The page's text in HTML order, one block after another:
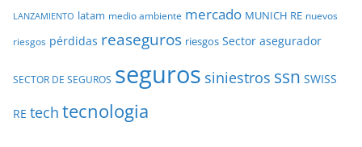
LANZAMIENTO latam medio ambiente mercado MUNICH RE nuevos
riesgos pérdidas reaseguros riesgos Sector asegurador
SECTOR DE SEGUROS seguros siniestros ssn SWISS
RE tech tecnologia